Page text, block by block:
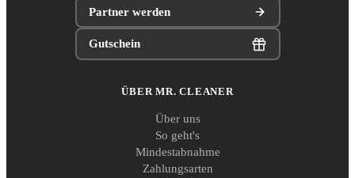
Partner werden
Gutschein
ÜBER MR. CLEANER
Über uns
So geht's
Mindestabnahme
Zahlungsarten